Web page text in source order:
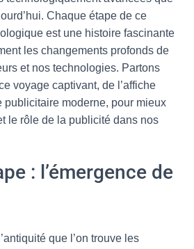
Chaque étape de ce
est une histoire fascinante
les changements profonds de
et nos technologies. Partons
voyage captivant, de l’affiche
publicitaire moderne, pour mieux
le rôle de la publicité dans nos
: l’émergence de
que l’on trouve les